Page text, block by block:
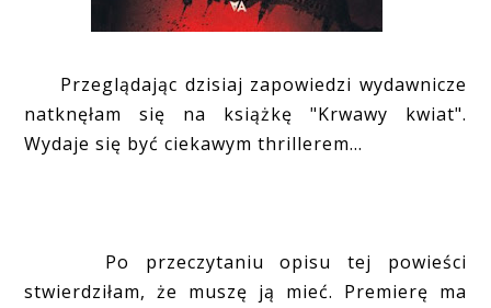
Przeglądając dzisiaj zapowiedzi wydawnicze
natknęłam się na książkę "Krwawy kwiat".
Wydaje się być ciekawym thrillerem...
Po przeczytaniu opisu tej powieści
stwierdziłam, że muszę ją mieć. Premierę ma